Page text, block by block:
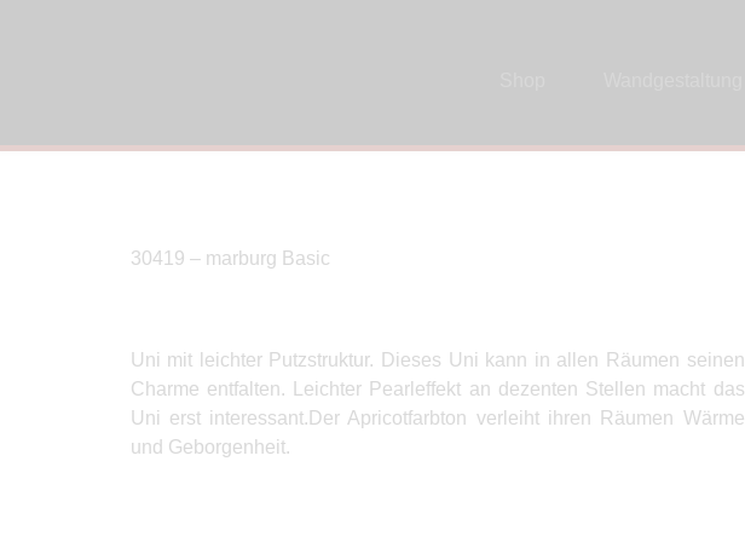
30419 – marburg Basic
Uni mit leichter Putzstruktur. Dieses Uni kann in allen Räumen seinen
Charme entfalten. Leichter Pearleffekt an dezenten Stellen macht das
Uni erst interessant.Der Apricotfarbton verleiht ihren Räumen Wärme
und Geborgenheit.